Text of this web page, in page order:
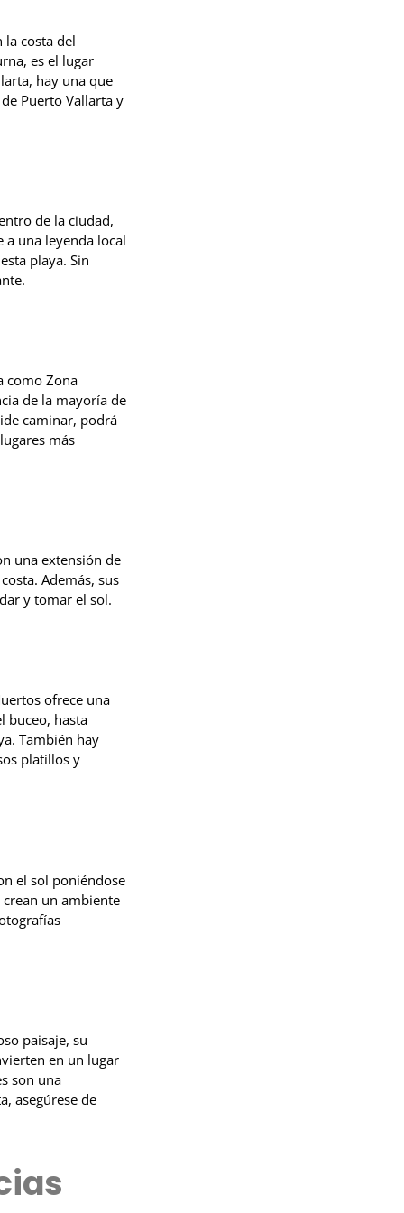
la costa del
es el lugar
hay una que
Puerto Vallarta y
de la ciudad,
a una leyenda local
playa. Sin
como Zona
de la mayoría de
caminar, podrá
más
una extensión de
Además, sus
y tomar el sol.
ofrece una
buceo, hasta
También hay
platillos y
el sol poniéndose
un ambiente
paisaje, su
en un lugar
son una
asegúrese de